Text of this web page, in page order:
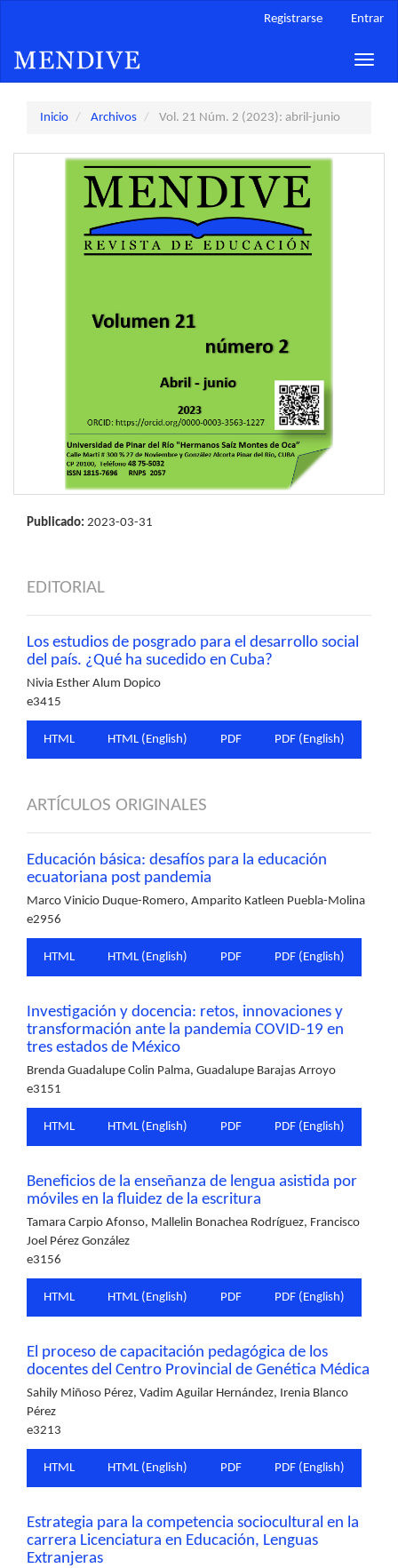
principal
Barra
Registrarse Entrar
Toggle
Inicio Archivos Vol. 21 Núm. 2 (2023): abril-junio
Publicado: 2023-03-31
EDITORIAL
Los estudios de posgrado para el desarrollo social
del país. ¿Qué ha sucedido en Cuba?
Nivia Esther Alum Dopico
e3415
HTML HTML (English) PDF PDF (English)
ARTÍCULOS ORIGINALES
Educación básica: desafíos para la educación
ecuatoriana post pandemia
Marco Vinicio Duque-Romero, Amparito Katleen Puebla-Molina
e2956
HTML HTML (English) PDF PDF (English)
Investigación y docencia: retos, innovaciones y
transformación ante la pandemia COVID-19 en
tres estados de México
Brenda Guadalupe Colin Palma, Guadalupe Barajas Arroyo
e3151
HTML HTML (English) PDF PDF (English)
Beneficios de la enseñanza de lengua asistida por
móviles en la fluidez de la escritura
Tamara Carpio Afonso, Mallelin Bonachea Rodríguez, Francisco
Joel Pérez González
e3156
HTML HTML (English) PDF PDF (English)
El proceso de capacitación pedagógica de los
docentes del Centro Provincial de Genética Médica
Sahily Miñoso Pérez, Vadim Aguilar Hernández, Irenia Blanco
Pérez
e3213
HTML HTML (English) PDF PDF (English)
Estrategia para la competencia sociocultural en la
carrera Licenciatura en Educación, Lenguas
Extranjeras